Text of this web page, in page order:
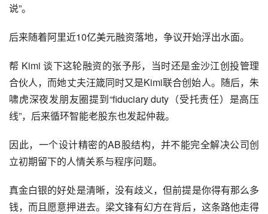
说”。
后来随着阿里近10亿美元融资落地，争议开始浮出水面。
帮 Kimi 谈下这轮融资的张予彤，当时还是金沙江创投管理
合伙人，而她丈夫汪箴同时又是Kimi联合创始人。随后，朱
啸虎深夜发朋友圈提到“fiduciary duty（受托责任）是高压
线”，后来循环智能老股东也发起仲裁。
因此，一个设计精密的AB股结构，并不能完全解决公司创
立初期留下的人情关系与程序问题。
真金白银的好处是清晰，没有歧义，但前提是你得有那么多
钱，而且愿意押进去。梁文锋有幻方在背后，这条路他走得